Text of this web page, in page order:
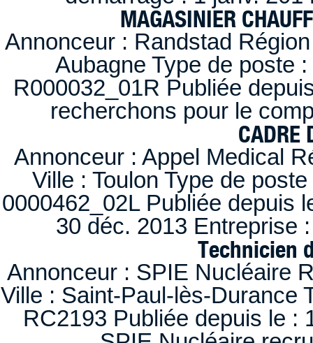
MAGASINIER
Annonceur : Randstad
Aubagne Type de poste
R000032_01R Publiée
recherchons pour le
CADRE
Annonceur : Appel Medical
Ville : Toulon Type de
0000462_02L Publiée depuis
30 déc. 2013
Technicien
Annonceur : SPIE Nucléaire
Ville : Saint-Paul-lès-Durance
RC2193 Publiée depuis le :